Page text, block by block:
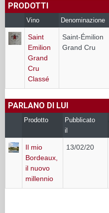
PRODOTTI
Vino Denominazione
Saint
Emilion
Grand
Cru
Classé
Saint-Émilion
Grand Cru
PARLANO DI LUI
Prodotto
Pubblicato
il
Il mio
Bordeaux,
il nuovo
millennio
13/02/20